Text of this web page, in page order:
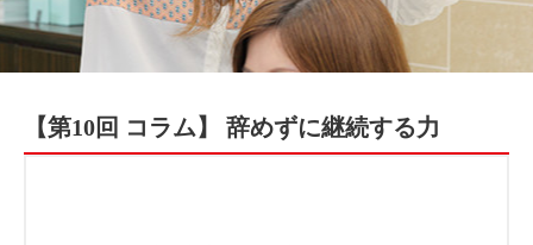
【第10回 コラム】 辞めずに継続する力